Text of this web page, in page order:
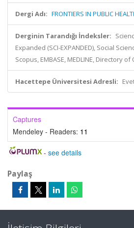
Dergi Adı: FRONTIERS IN PUBLIC
Derginin Tarandığı İndeksler:
Expanded (SCI-EXPANDED), Social
Scopus, EMBASE, MEDLINE, Directory
Hacettepe Üniversitesi Adresli:
Captures
Mendeley - Readers: 11
- see details
Paylaş